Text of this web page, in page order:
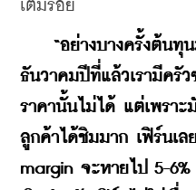
เต็มร้อย
“อย่างบางครั้งต้นทุ
ธันวาคมปีที่แล้วเรามีครัว
ราคานั้นไม่ได้ แต่เพราะ
ลูกค้าได้ชิมมาก เฟิร์นเ
margin จะหายไป 5-6%